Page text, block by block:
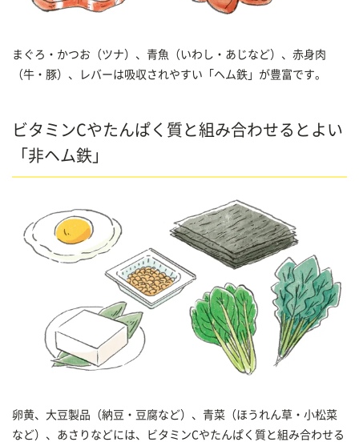
まぐろ・かつお（ツナ）、青魚（いわし・あじなど）、赤身肉
（牛・豚）、レバーは吸収されやすい「ヘム鉄」が豊富です。
ビタミンCやたんぱく質と組み合わせるとよい
「非ヘム鉄」
卵黄、大豆製品（納豆・豆腐など）、青菜（ほうれん草・小松菜
など）、あさりなどには、ビタミンCやたんぱく質と組み合わせる